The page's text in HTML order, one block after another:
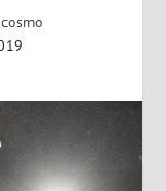
cosmo